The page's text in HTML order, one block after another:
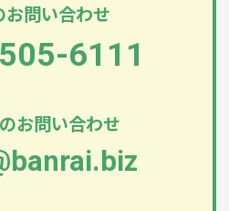
お問い合わせ
6111
お問い合わせ